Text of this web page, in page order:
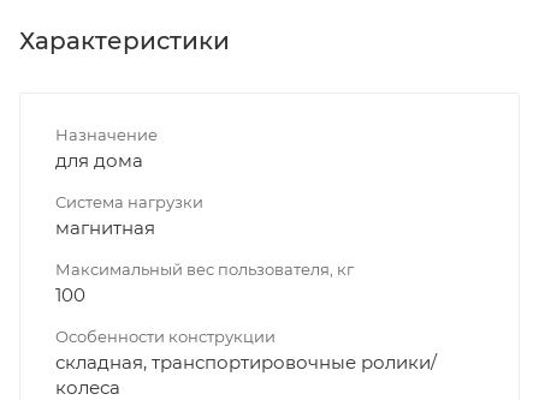
Характеристики
Назначение
для дома
Система нагрузки
магнитная
Максимальный вес пользователя, кг
100
Особенности конструкции
складная, транспортировочные ролики/
колеса